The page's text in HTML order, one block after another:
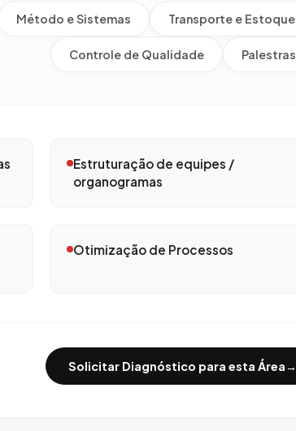
Método e Sistemas Transporte e Estoque
Controle de Qualidade Palestras
Estruturação de equipes /
organogramas
Otimização de Processos
Solicitar Diagnóstico para esta Área→